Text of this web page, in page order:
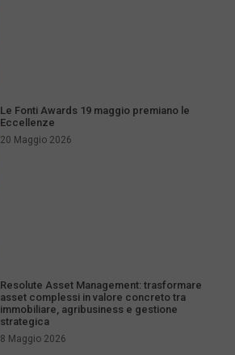
Le Fonti Awards 19 maggio premiano le
Eccellenze
20 Maggio 2026
Resolute Asset Management: trasformare
asset complessi in valore concreto tra
immobiliare, agribusiness e gestione
strategica
8 Maggio 2026